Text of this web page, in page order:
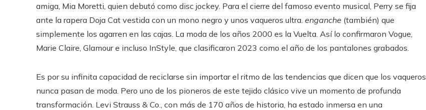
amiga, Mia Moretti, quien debutó como disc jockey. Para el cierre del famoso evento musical, Perry se fija
ante la rapera Doja Cat vestida con un mono negro y unos vaqueros ultra. enganche (también) que
simplemente los agarren en las cajas. La moda de los años 2000 es la Vuelta. Así lo confirmaron Vogue,
Marie Claire, Glamour e incluso InStyle, que clasificaron 2023 como el año de los pantalones grabados.
Es por su infinita capacidad de reciclarse sin importar el ritmo de las tendencias que dicen que los vaqueros
nunca pasan de moda. Pero uno de los pioneros de este tejido clásico vive un momento de profunda
transformación. Levi Strauss & Co., con más de 170 años de historia, ha estado inmersa en una